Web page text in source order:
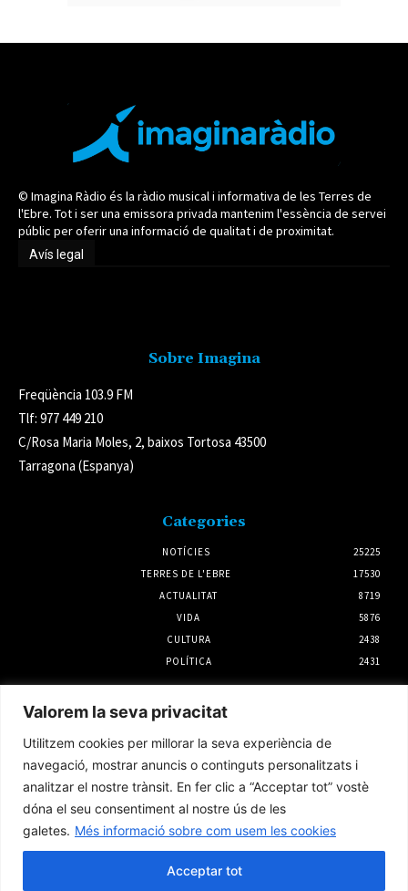
Valorem la seva privacitat
Utilitzem cookies per millorar la seva experiència de
navegació, mostrar anuncis o continguts personalitzats i
analitzar el nostre trànsit. En fer clic a “Acceptar tot” vostè
dóna el seu consentiment al nostre ús de les
galetes. Més informació sobre com usem les cookies
Acceptar tot
© Imagina Ràdio és la ràdio musical i informativa de les Terres de
l'Ebre. Tot i ser una emissora privada mantenim l'essència de servei
públic per oferir una informació de qualitat i de proximitat.
Avís legal
Sobre Imagina
Freqüència 103.9 FM
Tlf: 977 449 210
C/Rosa Maria Moles, 2, baixos Tortosa 43500
Tarragona (Espanya)
Categories
NOTÍCIES
25225
TERRES DE L'EBRE
17530
ACTUALITAT
8719
VIDA
5876
CULTURA
2438
POLÍTICA
2431
El Consell Comarcal del Montsià presenta
al·legacions contra el PLATER
31 juliol 2026
Ràpid a Domicili, reconegut com el projecte
amb més potencial del Programa d’Incubació
d’Start-ups de la Ribera d’Ebre
3 agost 2026